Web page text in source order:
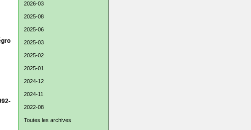
2026-03
2025-08
2025-06
2025-03
2025-02
2025-01
2024-12
2024-11
2022-08
Toutes les archives